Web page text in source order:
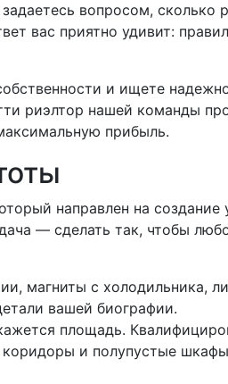
вопросом,
вас приятно удивит:
и ищете
риэлтор нашей команды
прибыль.
направлен на создание
— сделать так, чтобы
магниты с холодильника,
вашей биографии.
площадь.
и полупустые